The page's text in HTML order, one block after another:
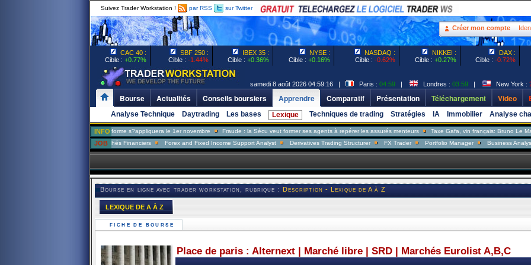
Suivez Trader Workstation ! par RSS sur Twitter
Créer mon compte
CAC 40 :
Cible : +0.77%
SBF 250 :
Cible : -1.44%
IBEX 35 :
Cible : +0.36%
NYSE :
Cible : +0.16%
NASDAQ :
Cible : -0.62%
NIKKEI :
Cible : +0.27%
DAX :
Cible : -0.72%
samedi 8 août 2026 04:59:16 | Paris : 04:59| Londres : 03:59| New York :
Bourse Actualités Conseils boursiers Apprendre Comparatif Présentation Téléchargement Video
Analyse Technique Daytrading Les bases Lexique Techniques de trading Stratégies IA Immobilier Analyse
INFO
Assurance-chômage: la réforme s?appliquera le 1er novembre Fraude : la Sécu veut former ses agents à repérer les assurés menteurs Taxe Gafa, vin français: Bruno Le Maire
JOB
Analyste Risque Marchés Financiers Forex and Fixed Income Support Analyst Derivatives Trading Structurer FX Trader Portfolio Manager Business Analyst
Bourse en ligne avec trader workstation, rubrique : Description - Lexique de A à Z
LEXIQUE DE A À Z
FICHE DE BOURSE
Place de paris : Alternext | Marché libre | SRD | Marchés Eurolist A,B,C